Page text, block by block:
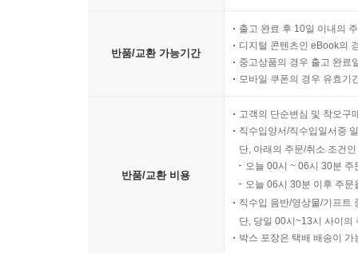
반품/교환 가능기간
출고 완료 후 10일 이내의
디지털 콘텐츠인 eBook의
중고상품의 경우 출고 완료
모바일 쿠폰의 경우 유효기
반품/교환 비용
고객의 단순변심 및 착오구
직수입양서/직수입일서중
단, 아래의 주문/취소 조건
오늘 00시 ~ 06시 30분
오늘 06시 30분 이후 주
직수입 음반/영상물/기프트
단, 당일 00시~13시 사이의
박스 포장은 택배 배송이